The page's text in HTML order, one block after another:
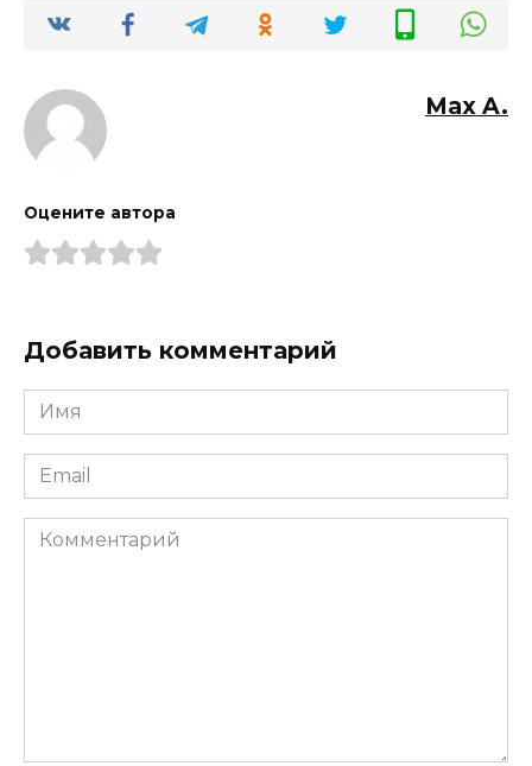
Max A.
Оцените автора
Добавить комментарий
Имя
*
Email
*
Комментарий